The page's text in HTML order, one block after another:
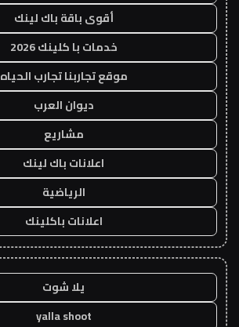
أقوى باقة باك لينك
خدمات با كلينك 2026
موقع تجاربنا تجارب الحياه
ديوان العرب
مشاريع
اعلانات باك لينك
الرياضية
اعلانات باكلينك
يلا شوت
yalla shoot